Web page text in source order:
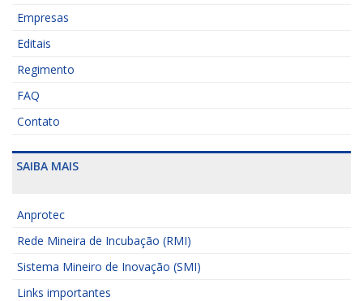
Empresas
Editais
Regimento
FAQ
Contato
SAIBA MAIS
Anprotec
Rede Mineira de Incubação (RMI)
Sistema Mineiro de Inovação (SMI)
Links importantes